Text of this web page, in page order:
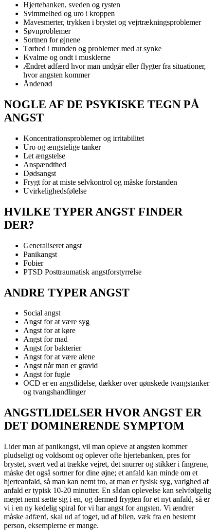
Hjertebanken, sveden og rysten
Svimmelhed og uro i kroppen
Mavesmerter, trykken i brystet og vejrtrækningsproblemer
Søvnproblemer
Sortnen for øjnene
Tørhed i munden og problemer med at synke
Kvalme og ondt i musklerne
Ændret adfærd hvor man undgår eller flygter fra situationer,
hvor angsten kommer
Åndenød
NOGLE AF DE PSYKISKE TEGN PÅ
ANGST
Koncentrationsproblemer og irritabilitet
Uro og ængstelige tanker
Let ængstelse
Anspændthed
Dødsangst
Frygt for at miste selvkontrol og måske forstanden
Uvirkelighedsfølelse
HVILKE TYPER ANGST FINDER
DER?
Generaliseret angst
Panikangst
Fobier
PTSD Posttraumatisk angstforstyrrelse
ANDRE TYPER ANGST
Social angst
Angst for at være syg
Angst for at køre
Angst for mad
Angst for bakterier
Angst for at være alene
Angst når man er gravid
Angst for fugle
OCD er en angstlidelse, dækker over uønskede tvangstanker
og tvangshandlinger
ANGSTLIDELSER HVOR ANGST ER
DET DOMINERENDE SYMPTOM
Lider man af panikangst, vil man opleve at angsten kommer
pludseligt og voldsomt og oplever ofte hjertebanken, pres for
brystet, svært ved at trække vejret, det snurrer og stikker i fingrene,
måske det også sortner for dine øjne; et anfald kan minde om et
hjerteanfald, så man kan nemt tro, at man er fysisk syg, varighed af
anfald er typisk 10-20 minutter. En sådan oplevelse kan selvfølgelig
meget nemt sætte sig i en, og dermed frygten for et nyt anfald, så er
vi i en ny kedelig spiral for vi har angst for angsten. Vi ændrer
måske adfærd, skal ud af toget, ud af bilen, væk fra en bestemt
person, eksemplerne er mange.